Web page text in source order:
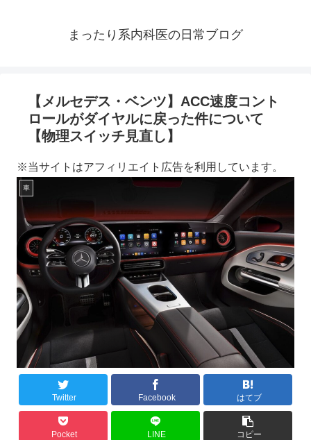
まったり系内科医の日常ブログ
【メルセデス・ベンツ】ACC速度コント
ロールがダイヤルに戻った件について
【物理スイッチ見直し】
※当サイトはアフィリエイト広告を利用しています。
車
Twitter Facebook はてブ
Pocket LINE コピー